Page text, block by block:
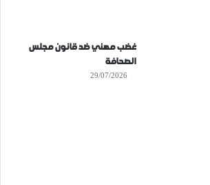
غضب مهني ضد قانون مجلس
الصحافة
29/07/2026